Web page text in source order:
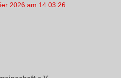
2026 am 14.03.26